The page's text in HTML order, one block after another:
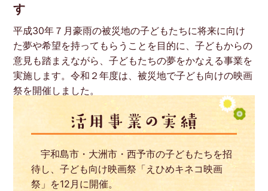
す
平成30年７月豪雨の被災地の子どもたちに将来に向け
た夢や希望を持ってもらうことを目的に、子どもからの
意見も踏まえながら、子どもたちの夢をかなえる事業を
実施します。令和２年度は、被災地で子ども向けの映画
祭を開催しました。
宇和島市・大洲市・西予市の子どもたちを招
待し、子ども向け映画祭「えひめキネコ映画
祭」を12月に開催。